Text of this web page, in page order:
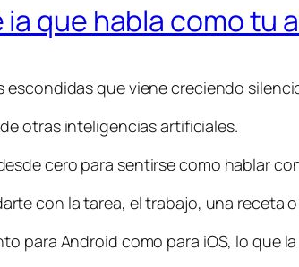
que habla como tu
escondidas que viene creciendo
otras inteligencias artificiales.
cero para sentirse como hablar
con la tarea, el trabajo, una
para Android como para iOS, lo que